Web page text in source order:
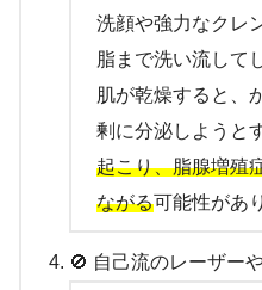
洗顔や強力なクレ
脂まで洗い流して
肌が乾燥すると、
剰に分泌しようと
起こり、脂腺増殖
ながる可能性があ
🚫 自己流のレーザー